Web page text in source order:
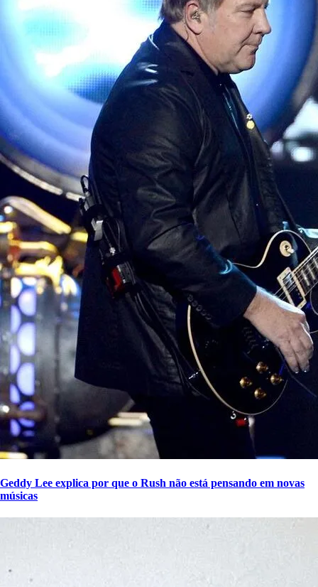
Geddy Lee explica por que o Rush não está pensando em novas
músicas